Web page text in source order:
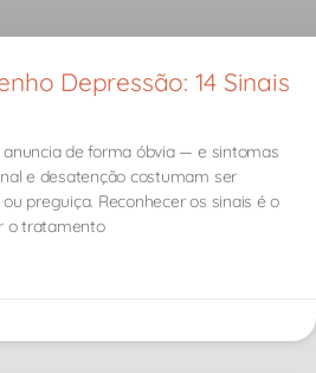
Depressão: 14 Sinais
de forma óbvia — e sintomas
e desatenção costumam ser
preguiça. Reconhecer os sinais é o
o tratamento